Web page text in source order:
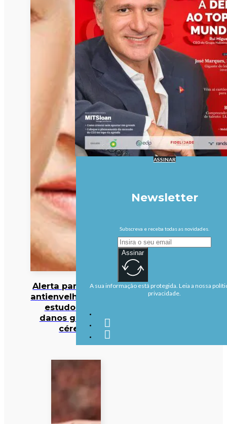
Alerta para cocktail
antienvelhecimento:
estudo deteta
danos graves no
cérebro
ASSINAR
Newsletter
Subscreva e receba todas as novidades.
Assinar
A sua informação está protegida. Leia a nossa
privacidade.